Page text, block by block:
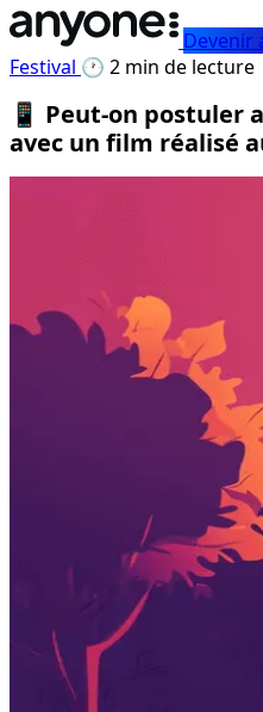
Devenir
Festival 🕐 2 min de lecture
📱 Peut-on postuler
avec un film réalisé